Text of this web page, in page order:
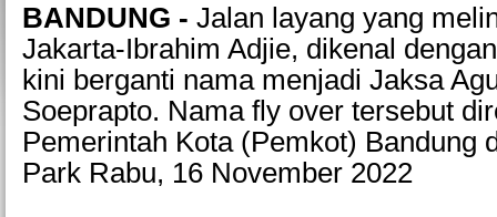
BANDUNG - Jalan layang yang
Jakarta-Ibrahim Adjie, dikenal
kini berganti nama menjadi Jaksa
Soeprapto. Nama fly over tersebut
Pemerintah Kota (Pemkot) Bandung
Park Rabu, 16 November 2022